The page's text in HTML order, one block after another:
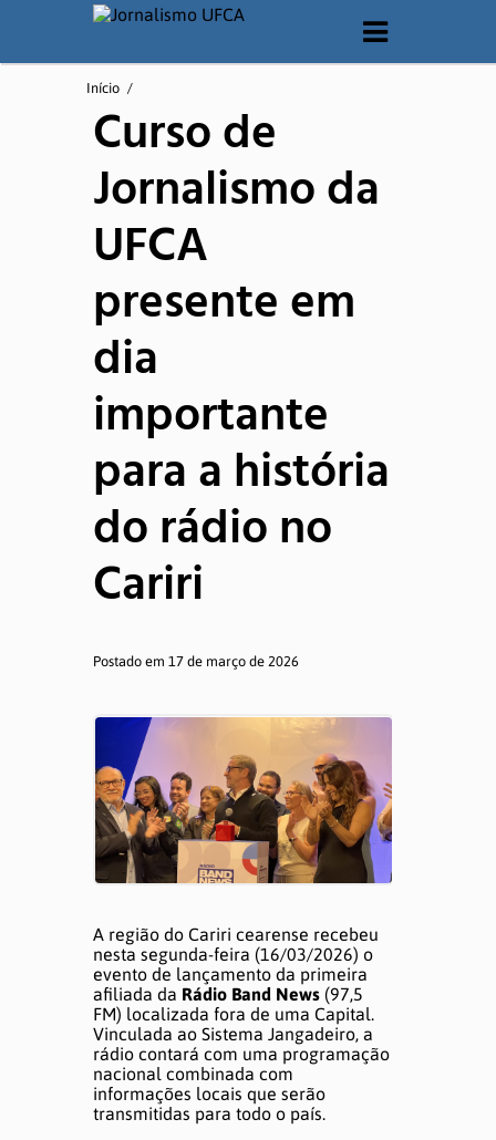
QUEM SOMOS
Corpo Docente
Corpo Técnico
ATUALIZAÇÕES
Informes
MEMÓRIA
Semana de Jornalismo
TCCs
Produções
DÚVIDAS E AJUDA
Início /
Curso de
Jornalismo da
UFCA
presente em
dia
importante
para a história
do rádio no
Cariri
Postado em 17 de março de 2026
A região do Cariri cearense recebeu
nesta segunda-feira (16/03/2026) o
evento de lançamento da primeira
afiliada da Rádio Band News (97,5
FM) localizada fora de uma Capital.
Vinculada ao Sistema Jangadeiro, a
rádio contará com uma programação
nacional combinada com
informações locais que serão
transmitidas para todo o país.